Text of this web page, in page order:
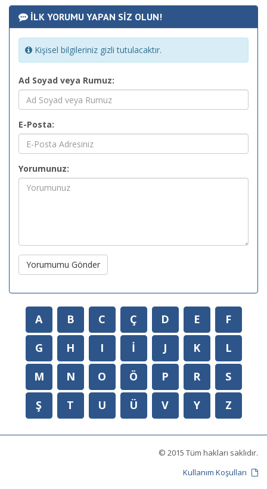
İLK YORUMU YAPAN SİZ OLUN!
Kişisel bilgileriniz gizli tutulacaktır.
Ad Soyad veya Rumuz:
E-Posta:
Yorumunuz:
Yorumumu Gönder
A B C Ç D E
F
G
H I İ J K
L
M
N O Ö P R
S
Ş
T U Ü V Y Z
© 2015 Tüm hakları saklıdır.
Kullanım Koşulları